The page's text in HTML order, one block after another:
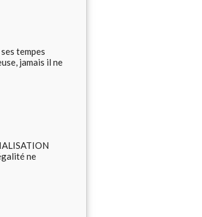
tempes
jamais il ne
ne